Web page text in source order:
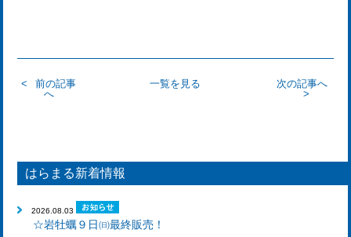
前の記事
へ
一覧を見る 次の記事へ
はらまる新着情報
2026.08.03
☆岩牡蠣９日㈰最終販売！